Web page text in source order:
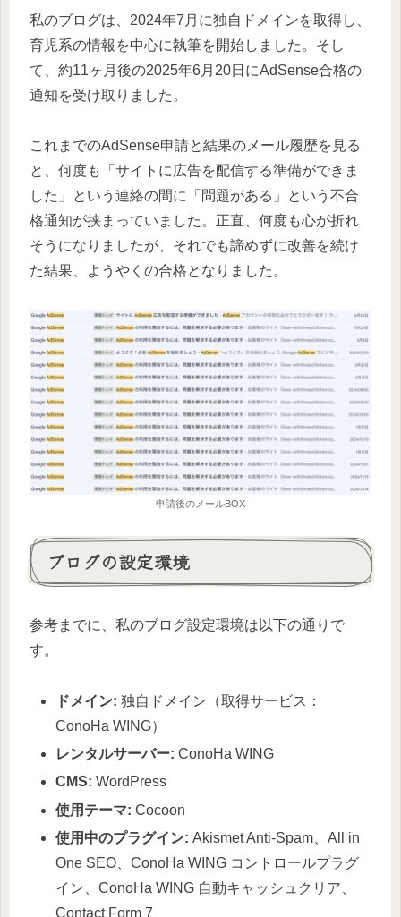
私のブログは、2024年7月に独自ドメインを取得し、
育児系の情報を中心に執筆を開始しました。そし
て、約11ヶ月後の2025年6月20日にAdSense合格の
通知を受け取りました。
これまでのAdSense申請と結果のメール履歴を見る
と、何度も「サイトに広告を配信する準備ができま
した」という連絡の間に「問題がある」という不合
格通知が挟まっていました。正直、何度も心が折れ
そうになりましたが、それでも諦めずに改善を続け
た結果、ようやくの合格となりました。
申請後のメールBOX
ブログの設定環境
参考までに、私のブログ設定環境は以下の通りで
す。
ドメイン: 独自ドメイン（取得サービス：
ConoHa WING）
レンタルサーバー: ConoHa WING
CMS: WordPress
使用テーマ: Cocoon
使用中のプラグイン: Akismet Anti-Spam、All in
One SEO、ConoHa WING コントロールプラグ
イン、ConoHa WING 自動キャッシュクリア、
Contact Form 7